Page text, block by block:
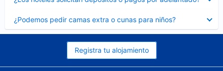
cerrado
¿Podemos pedir camas extra o cunas para niños?
cerrado
Registra tu alojamiento